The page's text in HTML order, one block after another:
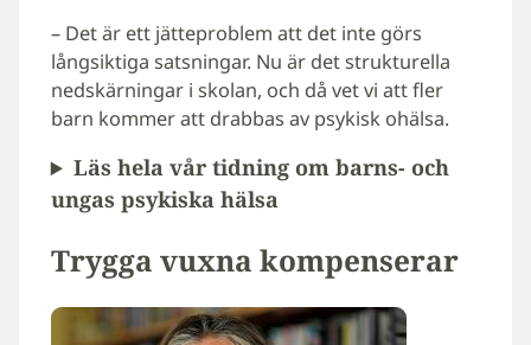
– Det är ett jätteproblem att det inte görs
långsiktiga satsningar. Nu är det strukturella
nedskärningar i skolan, och då vet vi att fler
barn kommer att drabbas av psykisk ohälsa.
Läs hela vår tidning om barns- och
ungas psykiska hälsa
Trygga vuxna kompenserar